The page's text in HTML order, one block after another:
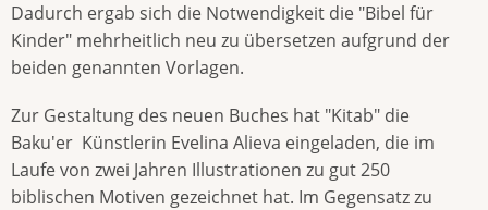
Dadurch ergab sich die Notwendigkeit die "Bibel für
Kinder" mehrheitlich neu zu übersetzen aufgrund der
beiden genannten Vorlagen.
Zur Gestaltung des neuen Buches hat "Kitab" die
Baku'er Künstlerin Evelina Alieva eingeladen, die im
Laufe von zwei Jahren Illustrationen zu gut 250
biblischen Motiven gezeichnet hat. Im Gegensatz zu